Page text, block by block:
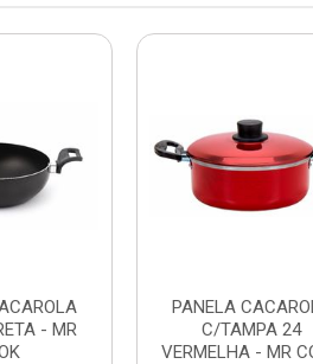
- MR
PANELA
C/TAMPA 24
VERMELHA - MR